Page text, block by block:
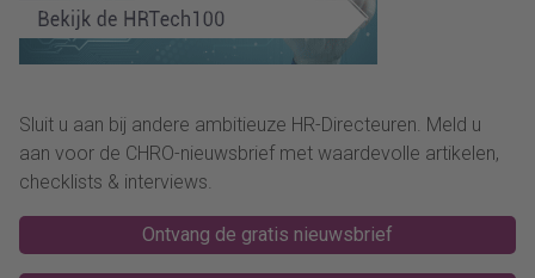
Sluit u aan bij andere ambitieuze HR-Directeuren. Meld u
aan voor de CHRO-nieuwsbrief met waardevolle artikelen,
checklists & interviews.
Ontvang de gratis nieuwsbrief